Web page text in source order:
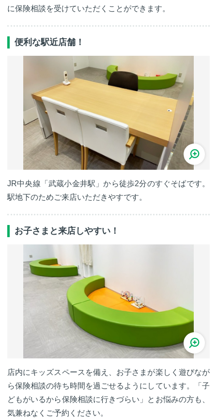
に保険相談を受けていただくことができます。
便利な駅近店舗！
JR中央線「武蔵小金井駅」から徒歩2分のすぐそばです。
駅地下のためご来店いただきやすです。
お子さまと来店しやすい！
店内にキッズスペースを備え、お子さまが楽しく遊びなが
ら保険相談の待ち時間を過ごせるようにしています。「子
どもがいるから保険相談に行きづらい」とお悩みの方も、
気兼ねなくご予約ください。